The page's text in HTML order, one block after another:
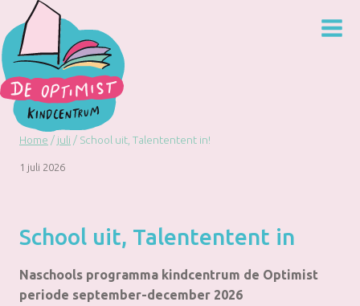
Doorgaan
naar
inhoud
Home / juli / School uit, Talententent in!
1 juli 2026
School uit, Talententent in
Naschools programma kindcentrum de Optimist
periode september-december 2026